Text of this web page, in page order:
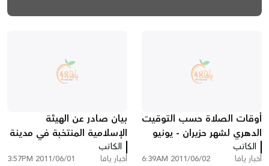
أوقات الصلاة حسب التوقيت
الدهري لشهر حزيران - يونيو
الكاتب
أخبار يافا 2011/06/02 6:39AM
بيان صادر عن الهيئة
الإسلامية المنتخبة في مدينة
يافا
الكاتب
أخبار يافا 2011/06/01 3:57PM